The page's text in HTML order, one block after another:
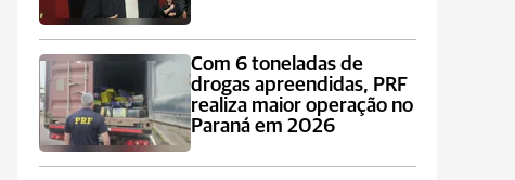
Com 6 toneladas de
drogas apreendidas, PRF
realiza maior operação no
Paraná em 2026